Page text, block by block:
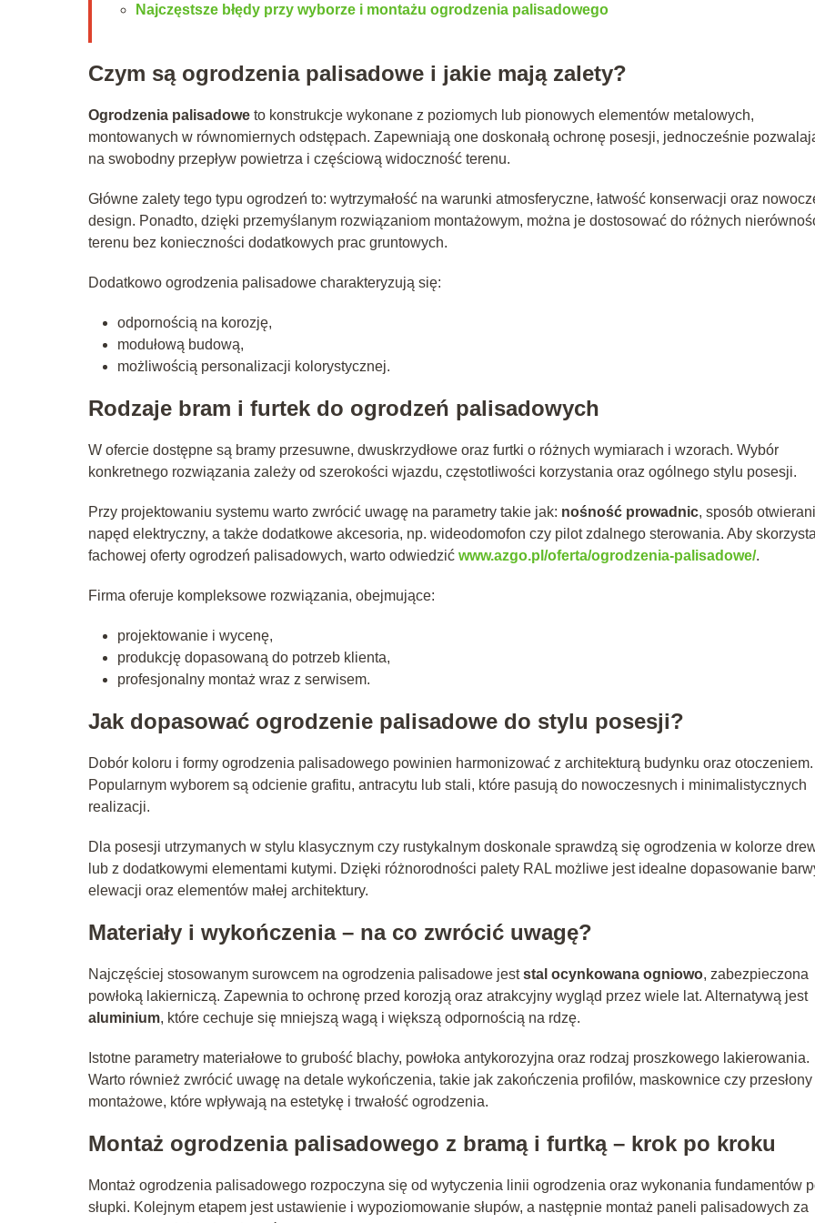
Najczęstsze błędy przy wyborze i montażu ogrodzenia palisadowego
Czym są ogrodzenia palisadowe i jakie mają zalety?
Ogrodzenia palisadowe to konstrukcje wykonane z poziomych lub pionowych elementów metalowych,
montowanych w równomiernych odstępach. Zapewniają one doskonałą ochronę posesji, jednocześnie
na swobodny przepływ powietrza i częściową widoczność terenu.
Główne zalety tego typu ogrodzeń to: wytrzymałość na warunki atmosferyczne, łatwość konserwacji oraz
design. Ponadto, dzięki przemyślanym rozwiązaniom montażowym, można je dostosować do różnych
terenu bez konieczności dodatkowych prac gruntowych.
Dodatkowo ogrodzenia palisadowe charakteryzują się:
odpornością na korozję,
modułową budową,
możliwością personalizacji kolorystycznej.
Rodzaje bram i furtek do ogrodzeń palisadowych
W ofercie dostępne są bramy przesuwne, dwuskrzydłowe oraz furtki o różnych wymiarach i wzorach. Wybór
konkretnego rozwiązania zależy od szerokości wjazdu, częstotliwości korzystania oraz ogólnego stylu posesji.
Przy projektowaniu systemu warto zwrócić uwagę na parametry takie jak: nośność prowadnic, sposób
napęd elektryczny, a także dodatkowe akcesoria, np. wideodomofon czy pilot zdalnego sterowania. Aby
fachowej oferty ogrodzeń palisadowych, warto odwiedzić www.azgo.pl/oferta/ogrodzenia-palisadowe/.
Firma oferuje kompleksowe rozwiązania, obejmujące:
projektowanie i wycenę,
produkcję dopasowaną do potrzeb klienta,
profesjonalny montaż wraz z serwisem.
Jak dopasować ogrodzenie palisadowe do stylu posesji?
Dobór koloru i formy ogrodzenia palisadowego powinien harmonizować z architekturą budynku oraz otoczeniem.
Popularnym wyborem są odcienie grafitu, antracytu lub stali, które pasują do nowoczesnych i minimalistycznych
realizacji.
Dla posesji utrzymanych w stylu klasycznym czy rustykalnym doskonale sprawdzą się ogrodzenia w kolorze
lub z dodatkowymi elementami kutymi. Dzięki różnorodności palety RAL możliwe jest idealne dopasowanie
elewacji oraz elementów małej architektury.
Materiały i wykończenia – na co zwrócić uwagę?
Najczęściej stosowanym surowcem na ogrodzenia palisadowe jeststal ocynkowana ogniowo, zabezpieczona
powłoką lakierniczą. Zapewnia to ochronę przed korozją oraz atrakcyjny wygląd przez wiele lat. Alternatywą jest
aluminium, które cechuje się mniejszą wagą i większą odpornością na rdzę.
Istotne parametry materiałowe to grubość blachy, powłoka antykorozyjna oraz rodzaj proszkowego lakierowania.
Warto również zwrócić uwagę na detale wykończenia, takie jak zakończenia profilów, maskownice czy przesłony
montażowe, które wpływają na estetykę i trwałość ogrodzenia.
Montaż ogrodzenia palisadowego z bramą i furtką – krok po kroku
Montaż ogrodzenia palisadowego rozpoczyna się od wytyczenia linii ogrodzenia oraz wykonania fundamentów
słupki. Kolejnym etapem jest ustawienie i wypoziomowanie słupów, a następnie montaż paneli palisadowych za